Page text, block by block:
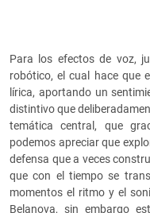
Para los efectos de voz,
robótico, el cual hace que
lírica, aportando un
distintivo que
temática central, que
podemos apreciar que
defensa que a veces
que con el tiempo se
momentos el ritmo y el
Belanova, sin embargo